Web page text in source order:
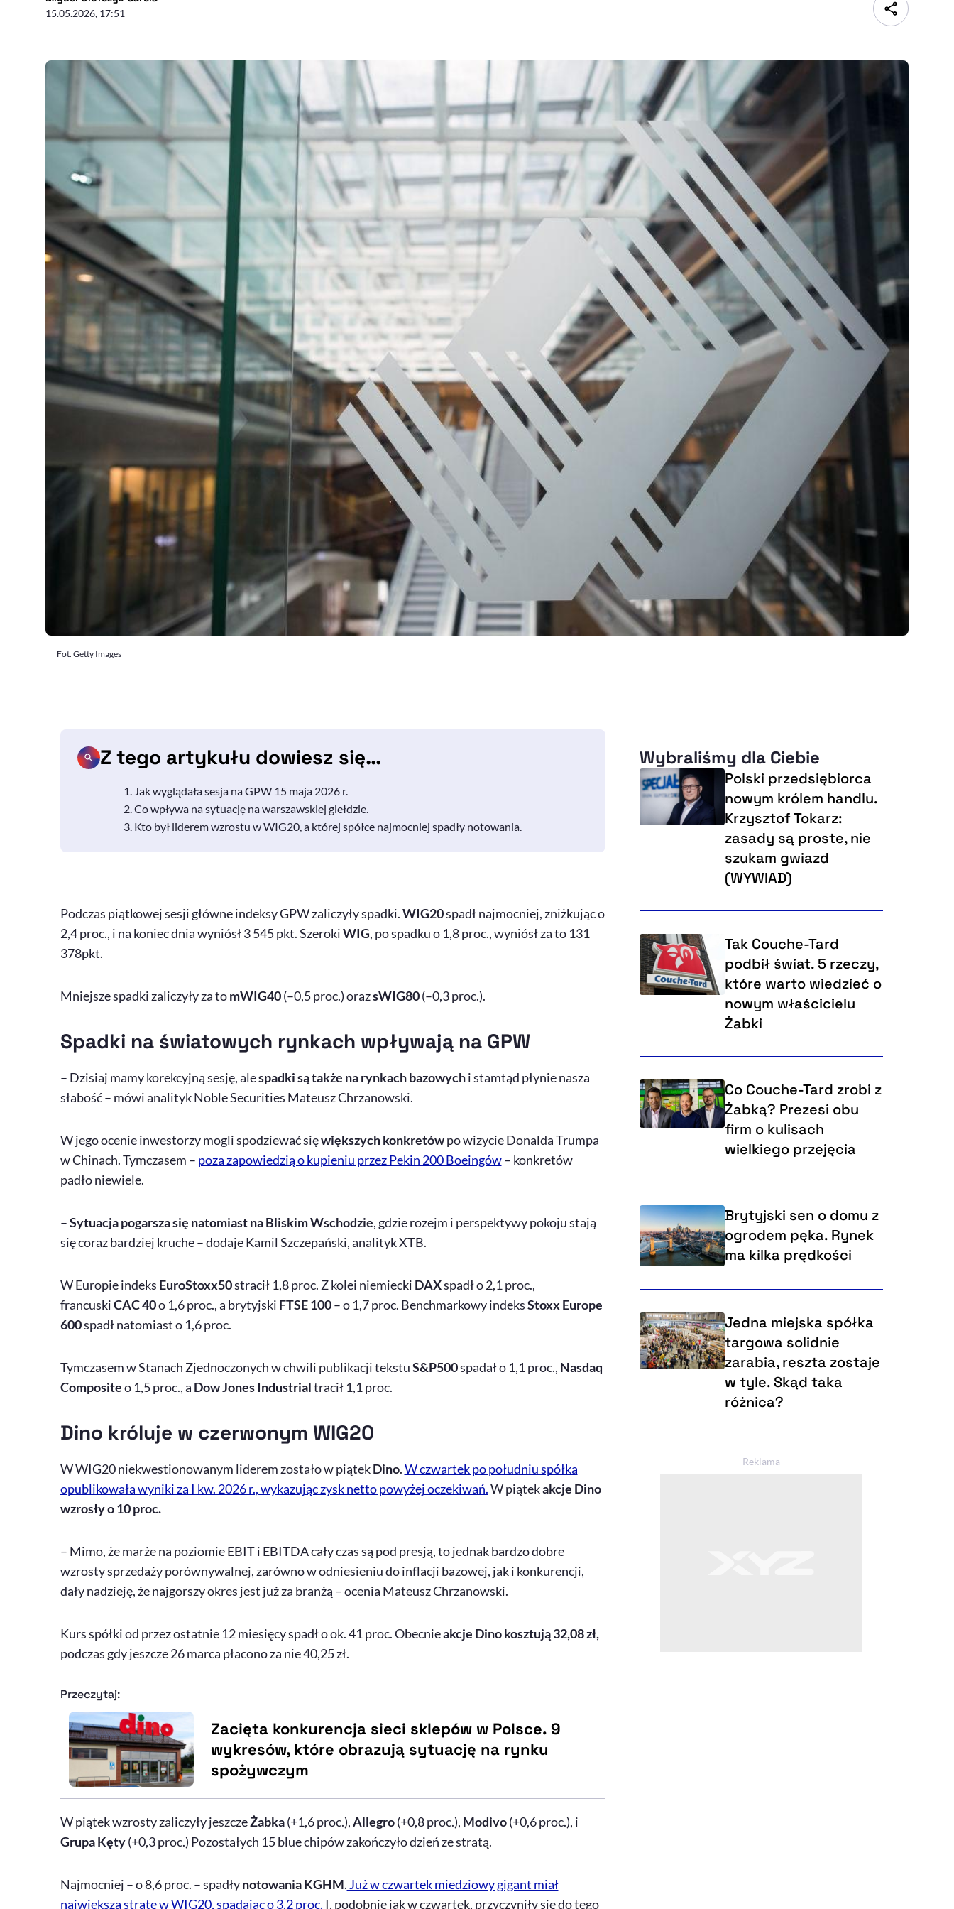
15.05.2026, 17:51
Fot. Getty Images
Z tego artykułu dowiesz się…
Jak wyglądała sesja na GPW 15 maja 2026 r.
Co wpływa na sytuację na warszawskiej giełdzie.
Kto był liderem wzrostu w WIG20, a której spółce najmocniej spadły notowania.
Podczas piątkowej sesji główne indeksy GPW zaliczyły spadki.WIG20spadł najmocniej, zniżkując o
2,4 proc., i na koniec dnia wyniósł 3 545 pkt. SzerokiWIG, po spadku o 1,8 proc., wyniósł za to 131
378pkt.
Mniejsze spadki zaliczyły za tomWIG40(–0,5 proc.) orazsWIG80(–0,3 proc.).
Spadki na światowych rynkach wpływają na GPW
– Dzisiaj mamy korekcyjną sesję, alespadki są także na rynkach bazowychi stamtąd płynie nasza
słabość – mówi analitykNoble Securities Mateusz Chrzanowski.
W jego ocenie inwestorzy mogli spodziewać sięwiększych konkretówpo wizycie Donalda Trumpa
w Chinach. Tymczasem – poza zapowiedzią o kupieniu przez Pekin 200 Boeingów– konkretów
padło niewiele.
–Sytuacja pogarsza się natomiast na Bliskim Wschodzie, gdzie rozejm i perspektywy pokoju stają
się coraz bardziej kruche – dodaje Kamil Szczepański, analityk XTB.
W Europie indeks EuroStoxx50stracił 1,8 proc. Z kolei niemiecki DAXspadł o 2,1 proc.,
francuskiCAC 40o 1,6 proc., a brytyjski FTSE 100– o 1,7 proc. Benchmarkowy indeksStoxx Europe
600spadł natomiast o 1,6 proc.
Tymczasem w Stanach Zjednoczonych w chwili publikacji tekstuS&P500spadał o 1,1 proc., Nasdaq
Compositeo 1,5 proc., a Dow Jones Industrialtracił 1,1 proc.
Dino króluje w czerwonym WIG20
W WIG20 niekwestionowanym liderem zostało w piątekDino.W czwartek po południu spółka
opublikowała wyniki za I kw. 2026 r., wykazując zysk netto powyżej oczekiwań.W piątekakcje Dino
wzrosły o 10 proc.
– Mimo, że marże na poziomie EBIT i EBITDA cały czas są pod presją, to jednak bardzo dobre
wzrosty sprzedaży porównywalnej, zarówno w odniesieniu do inflacji bazowej, jak i konkurencji,
dały nadzieję, że najgorszy okres jest już za branżą – ocenia Mateusz Chrzanowski.
Kurs spółki od przez ostatnie 12 miesięcy spadł o ok. 41 proc. Obecnieakcje Dino kosztują 32,08 zł,
podczas gdy jeszcze 26 marca płacono za nie 40,25 zł.
Przeczytaj:
Zacięta konkurencja sieci sklepów w Polsce. 9
wykresów, które obrazują sytuację na rynku
spożywczym
W piątek wzrosty zaliczyły jeszczeŻabka(+1,6 proc.),Allegro(+0,8 proc.), Modivo(+0,6 proc.), i
Grupa Kęty(+0,3 proc.) Pozostałych 15bluechipów zakończyło dzień ze stratą.
Najmocniej – o 8,6 proc. – spadłynotowania KGHM. Już w czwartek miedziowy gigant miał
największą stratę w WIG20, spadając o 3,2 proc. I, podobnie jak w czwartek, przyczyniły się do tego
Wybraliśmy dla Ciebie
Polski przedsiębiorca
nowym królem handlu.
Krzysztof Tokarz:
zasady są proste, nie
szukam gwiazd
(WYWIAD)
Tak Couche-Tard
podbił świat. 5 rzeczy,
które warto wiedzieć o
nowym właścicielu
Żabki
Co Couche-Tard zrobi z
Żabką? Prezesi obu
firm o kulisach
wielkiego przejęcia
Brytyjski sen o domu z
ogrodem pęka. Rynek
ma kilka prędkości
Jedna miejska spółka
targowa solidnie
zarabia, reszta zostaje
w tyle. Skąd taka
różnica?